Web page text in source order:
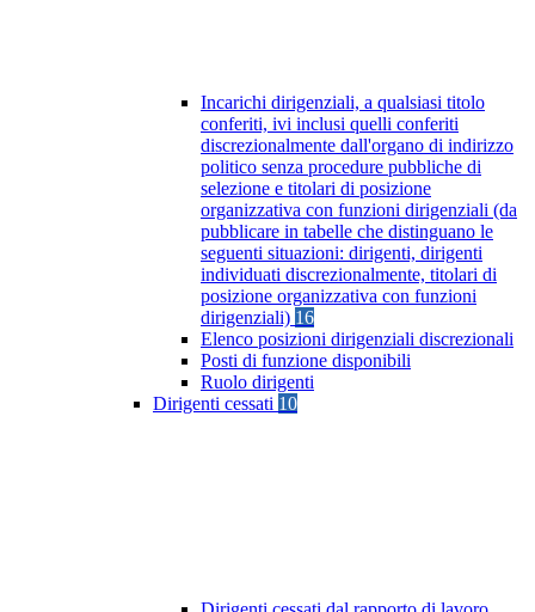
Incarichi dirigenziali, a qualsiasi titolo
conferiti, ivi inclusi quelli conferiti
discrezionalmente dall'organo di indirizzo
politico senza procedure pubbliche di
selezione e titolari di posizione
organizzativa con funzioni dirigenziali (da
pubblicare in tabelle che distinguano le
seguenti situazioni: dirigenti, dirigenti
individuati discrezionalmente, titolari di
posizione organizzativa con funzioni
dirigenziali) 16
Elenco posizioni dirigenziali discrezionali
Posti di funzione disponibili
Ruolo dirigenti
Dirigenti cessati 10